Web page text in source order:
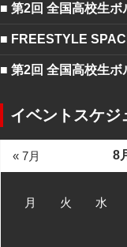
■ 第2回 全国高校生ボ
■ FREESTYLE
■ 第2回 全国高校生ボ
イベントスケジ
8
月 火 水
« 7月